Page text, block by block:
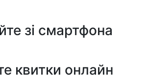
зі смартфона
квитки онлайн